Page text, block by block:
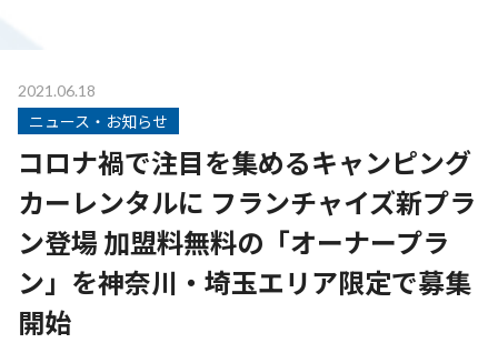
2021.06.18
ニュース・お知らせ
コロナ禍で注目を集めるキャンピング
カーレンタルに フランチャイズ新プラ
ン登場 加盟料無料の「オーナープラ
ン」を神奈川・埼玉エリア限定で募集
開始